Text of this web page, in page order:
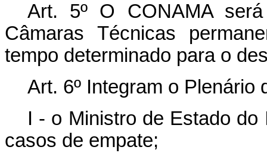
Art. 5º O CONAMA
Câmaras Técnicas
tempo determinado para o
Art. 6º Integram o Plenário
I - o Ministro de Estado
casos de empate;